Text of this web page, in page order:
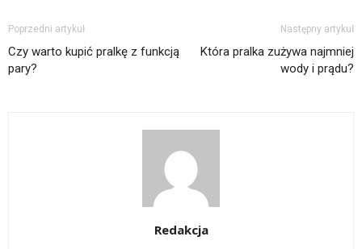
Poprzedni artykuł
Czy warto kupić pralkę z funkcją
pary?
Następny artykuł
Która pralka zużywa najmniej
wody i prądu?
Redakcja